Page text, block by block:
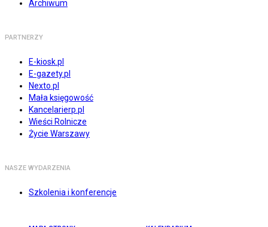
Archiwum
PARTNERZY
E-kiosk.pl
E-gazety.pl
Nexto.pl
Mała księgowość
Kancelarierp.pl
Wieści Rolnicze
Życie Warszawy
NASZE WYDARZENIA
Szkolenia i konferencje